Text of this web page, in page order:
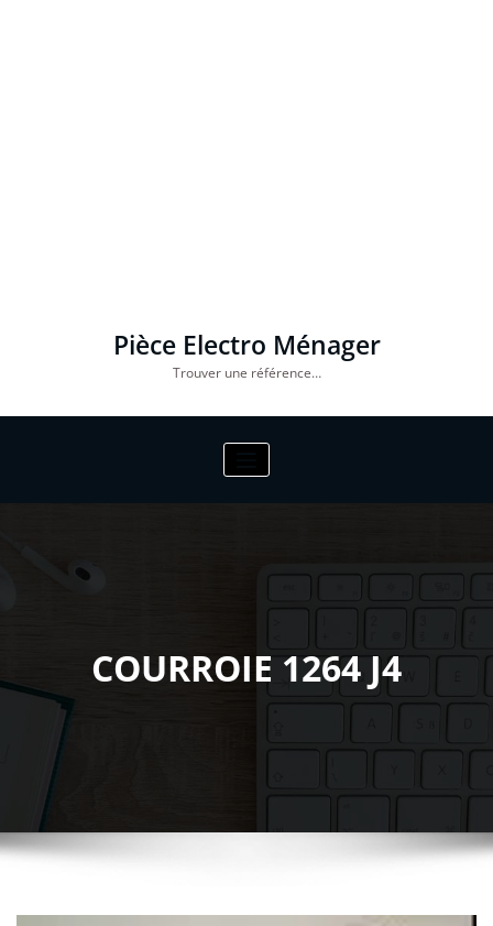
Pièce Electro Ménager
Trouver une référence…
COURROIE 1264 J4